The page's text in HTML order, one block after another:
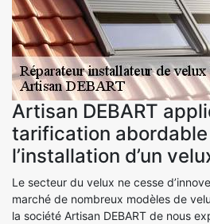
Artisan DEBART
tarification
l’installation d’un
Le secteur du velux ne cesse
marché de nombreux modèles de
la société Artisan DEBART de nous